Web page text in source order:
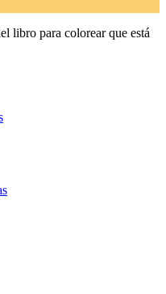
libro para colorear que está